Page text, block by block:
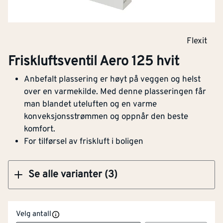
Flexit
Friskluftsventil Aero 125 hvit
Anbefalt plassering er høyt på veggen og helst
over en varmekilde. Med denne plasseringen får
man blandet uteluften og en varme
konveksjonsstrømmen og oppnår den beste
komfort.
For tilførsel av friskluft i boligen
Se alle varianter (3)
Friskluftsventil Aero 100V2 sort
Klikk og hent
Velg antall